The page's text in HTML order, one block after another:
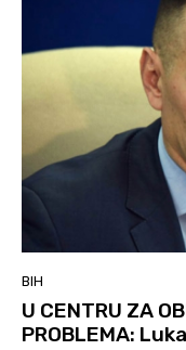
BIH
U CENTRU ZA
PROBLEMA: